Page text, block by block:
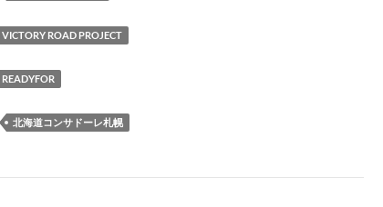
o
k
n
VICTORY ROAD PROJECT
READYFOR
北海道コンサドーレ札幌